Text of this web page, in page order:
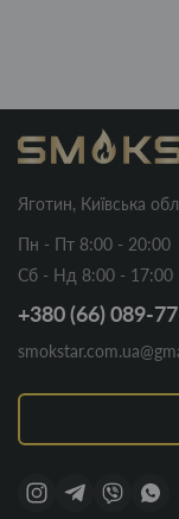
Яготин, Київська
Пн - Пт 8:00 - 20:00
Сб - Нд 8:00 - 17:00
+380 (66) 089-